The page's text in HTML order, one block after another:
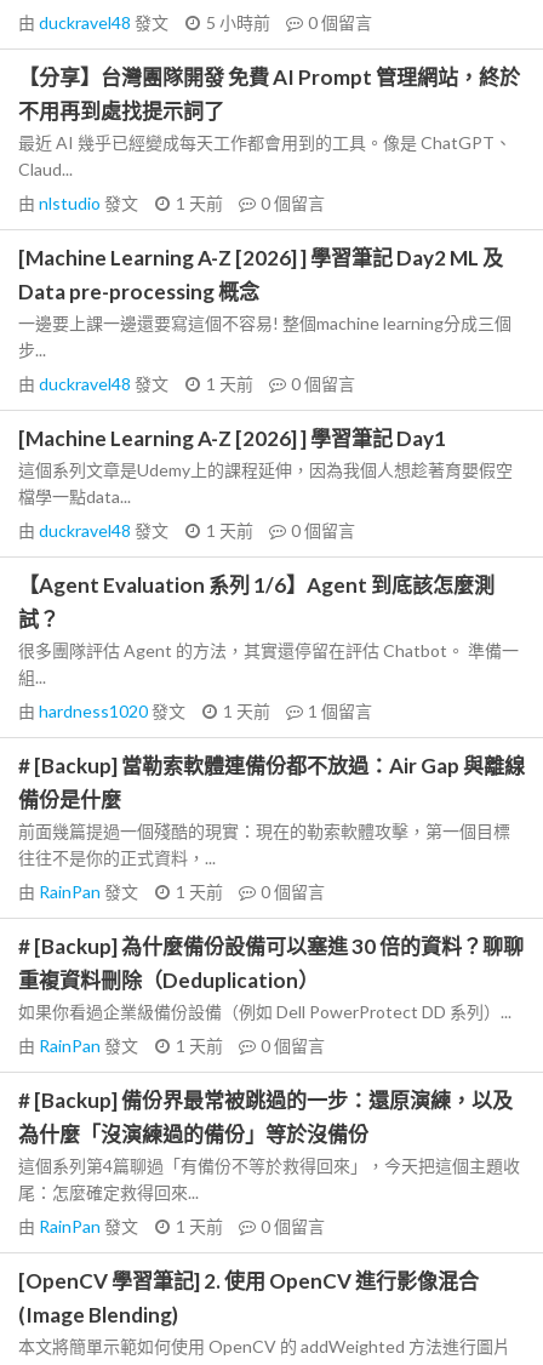
由 duckravel48 發文 5 小時前 0個留言
【分享】台灣團隊開發 免費 AI Prompt 管理網站，終於
不用再到處找提示詞了
最近 AI 幾乎已經變成每天工作都會用到的工具。像是 ChatGPT、
Claud...
由 nlstudio 發文 1 天前 0個留言
[Machine Learning A-Z [2026] ] 學習筆記 Day2 ML 及
Data pre-processing 概念
一邊要上課一邊還要寫這個不容易! 整個machine learning分成三個
步...
由 duckravel48 發文 1 天前 0個留言
[Machine Learning A-Z [2026] ] 學習筆記 Day1
這個系列文章是Udemy上的課程延伸，因為我個人想趁著育嬰假空
檔學一點data...
由 duckravel48 發文 1 天前 0個留言
【Agent Evaluation 系列 1/6】Agent 到底該怎麼測
試？
很多團隊評估 Agent 的方法，其實還停留在評估 Chatbot。 準備一
組...
由 hardness1020發文 1 天前 1 個留言
# [Backup] 當勒索軟體連備份都不放過：Air Gap 與離線
備份是什麼
前面幾篇提過一個殘酷的現實：現在的勒索軟體攻擊，第一個目標
往往不是你的正式資料，...
由 RainPan 發文 1 天前 0個留言
# [Backup] 為什麼備份設備可以塞進 30 倍的資料？聊聊
重複資料刪除（Deduplication）
如果你看過企業級備份設備（例如 Dell PowerProtect DD 系列）...
由 RainPan 發文 1 天前 0個留言
# [Backup] 備份界最常被跳過的一步：還原演練，以及
為什麼「沒演練過的備份」等於沒備份
這個系列第4篇聊過「有備份不等於救得回來」，今天把這個主題收
尾：怎麼確定救得回來...
由 RainPan 發文 1 天前 0個留言
[OpenCV 學習筆記] 2. 使用 OpenCV 進行影像混合
(Image Blending)
本文將簡單示範如何使用 OpenCV 的 addWeighted 方法進行圖片